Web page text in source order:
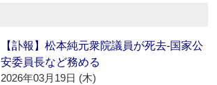
【訃報】松本純元衆院議員が死去‐国家公
安委員長など務める
2026年03月19日 (木)